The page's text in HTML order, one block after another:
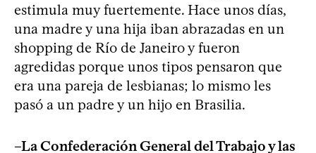
estimula muy fuertemente. Hace unos días,
una madre y una hija iban abrazadas en un
shopping de Río de Janeiro y fueron
agredidas porque unos tipos pensaron que
era una pareja de lesbianas; lo mismo les
pasó a un padre y un hijo en Brasilia.
–La Confederación General del Trabajo y las